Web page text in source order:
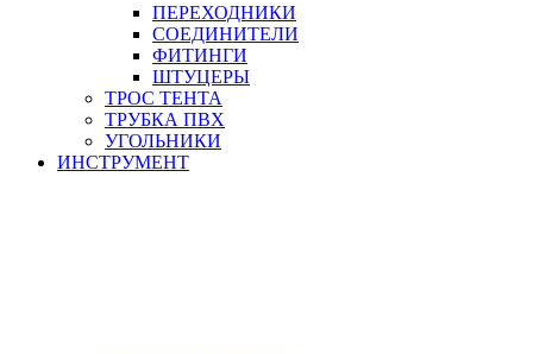
ПЕРЕХОДНИКИ
СОЕДИНИТЕЛИ
ФИТИНГИ
ШТУЦЕРЫ
ТРОС ТЕНТА
ТРУБКА ПВХ
УГОЛЬНИКИ
ИНСТРУМЕНТ